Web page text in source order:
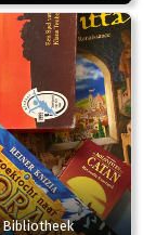
Bibliotheek